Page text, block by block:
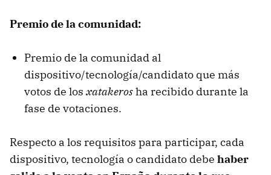
Premio de la comunidad:
Premio de la comunidad al
dispositivo/tecnología/candidato que más
votos de los xatakerosha recibido durante la
fase de votaciones.
Respecto a los requisitos para participar, cada
dispositivo, tecnología o candidato debe haber